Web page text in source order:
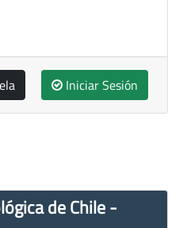
Iniciar Sesión
de Chile -